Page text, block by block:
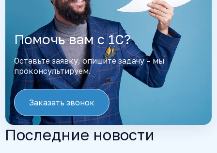
Помочь вам с 1С?
Оставьте заявку, опишите задачу – мы
проконсультируем.
Заказать звонок
Последние новости